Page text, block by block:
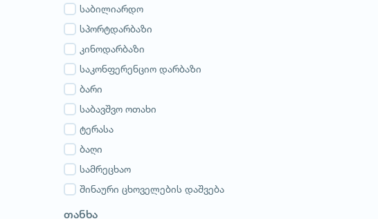
საბილიარდო
სპორტდარბაზი
კინოდარბაზი
საკონფერენციო დარბაზი
ბარი
საბავშვო ოთახი
ტერასა
ბაღი
სამრეცხაო
შინაური ცხოველების დაშვება
თანხა